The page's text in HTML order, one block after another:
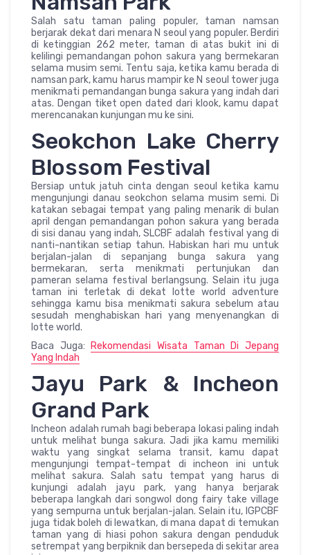
Salah satu taman paling populer, taman namsan
berjarak dekat dari menara N seoul yang populer. Berdiri
di ketinggian 262 meter, taman di atas bukit ini di
kelilingi pemandangan pohon sakura yang bermekaran
selama musim semi. Tentu saja, ketika kamu berada di
namsan park, kamu harus mampir ke N seoul tower juga
menikmati pemandangan bunga sakura yang indah dari
atas. Dengan tiket open dated dari klook, kamu dapat
merencanakan kunjungan mu ke sini.
Seokchon Lake Cherry
Blossom Festival
Bersiap untuk jatuh cinta dengan seoul ketika kamu
mengunjungi danau seokchon selama musim semi. Di
katakan sebagai tempat yang paling menarik di bulan
april dengan pemandangan pohon sakura yang berada
di sisi danau yang indah, SLCBF adalah festival yang di
nanti-nantikan setiap tahun. Habiskan hari mu untuk
berjalan-jalan di sepanjang bunga sakura yang
bermekaran, serta menikmati pertunjukan dan
pameran selama festival berlangsung. Selain itu juga
taman ini terletak di dekat lotte world adventure
sehingga kamu bisa menikmati sakura sebelum atau
sesudah menghabiskan hari yang menyenangkan di
lotte world.
Baca Juga:Rekomendasi Wisata Taman Di Jepang
Yang Indah
Jayu Park & Incheon
Grand Park
Incheon adalah rumah bagi beberapa lokasi paling indah
untuk melihat bunga sakura. Jadi jika kamu memiliki
waktu yang singkat selama transit, kamu dapat
mengunjungi tempat-tempat di incheon ini untuk
melihat sakura. Salah satu tempat yang harus di
kunjungi adalah jayu park, yang hanya berjarak
beberapa langkah dari songwol dong fairy take village
yang sempurna untuk berjalan-jalan. Selain itu, IGPCBF
juga tidak boleh di lewatkan, di mana dapat di temukan
taman yang di hiasi pohon sakura dengan penduduk
setrempat yang berpiknik dan bersepeda di sekitar area